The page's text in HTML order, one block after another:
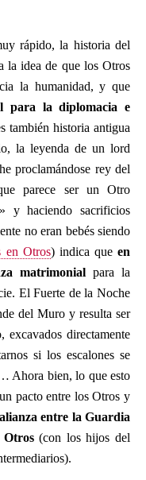
rápido, la historia del
la idea de que los Otros
la humanidad, y que
para la diplomacia e
también historia antigua
la leyenda de un lord
proclamándose rey del
parece ser un Otro
y haciendo sacrificios
no eran bebés siendo
en Otros) indica que en
matrimonial para la
El Fuerte de la Noche
del Muro y resulta ser
directamente
si los escalones se
Ahora bien, lo que esto
pacto entre los Otros y
alianza entre la Guardia
Otros(con los hijos del